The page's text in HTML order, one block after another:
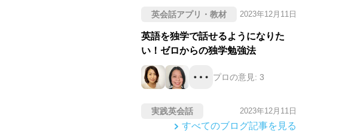
英会話アプリ・教材 2023年12月11日
英語を独学で話せるようになりた
い！ゼロからの独学勉強法
プロの意見: 3
実践英会話 2023年12月11日
すべてのブログ記事を見る